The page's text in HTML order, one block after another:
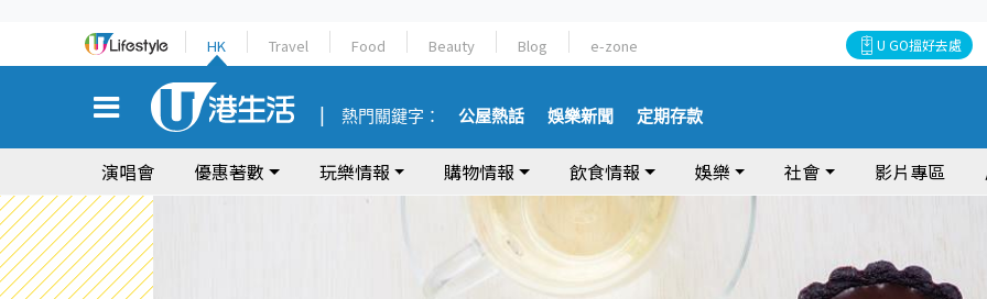
HK Travel Food Beauty Blog e-zone U GO搵好去處
熱門關鍵字： 公屋熱話 娛樂新聞 定期存款
演唱會 優惠著數 玩樂情報 購物情報 飲食情報 娛樂 社會 影片專區